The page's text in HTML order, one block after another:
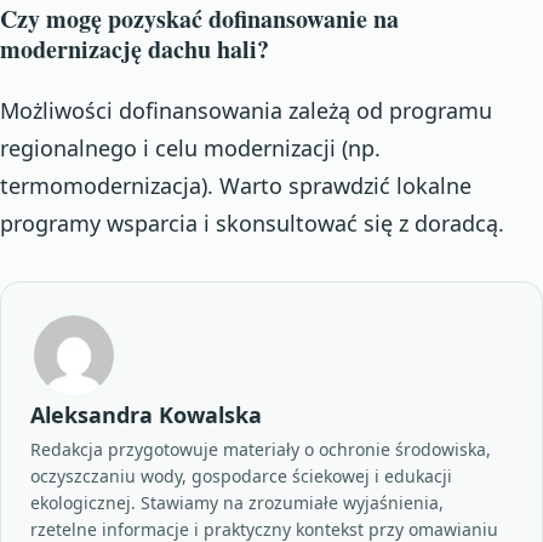
Czy mogę pozyskać dofinansowanie na
modernizację dachu hali?
Możliwości dofinansowania zależą od programu
regionalnego i celu modernizacji (np.
termomodernizacja). Warto sprawdzić lokalne
programy wsparcia i skonsultować się z doradcą.
Aleksandra Kowalska
Redakcja przygotowuje materiały o ochronie środowiska,
oczyszczaniu wody, gospodarce ściekowej i edukacji
ekologicznej. Stawiamy na zrozumiałe wyjaśnienia,
rzetelne informacje i praktyczny kontekst przy omawianiu